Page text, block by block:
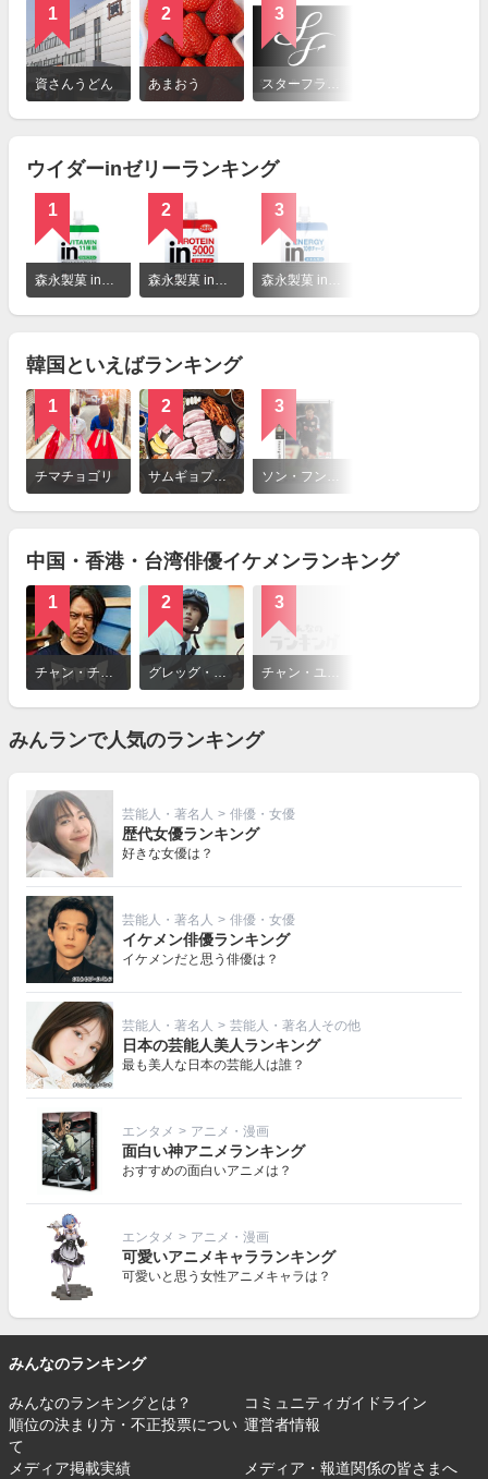
1
資さんうどん
2
あまおう
3
スターフライヤー（SFJ）
ウイダーinゼリーランキング
1
森永製菓 inゼリー マルチビタミン
2
森永製菓 inゼリー プロテイン
3
森永製菓 inゼリー エネルギー
韓国といえばランキング
1
チマチョゴリ
2
サムギョプサル
3
ソン・フンミン（Son Heung Min）
中国・香港・台湾俳優イケメンランキング
1
チャン・チェン（Chen Chang）
2
グレッグ・ハン（Greg Hsu）
3
チャン・ユージェン（Zhang Yujian）
みんランで人気のランキング
芸能人・著名人 > 俳優・女優
歴代女優ランキング
好きな女優は？
芸能人・著名人 > 俳優・女優
イケメン俳優ランキング
イケメンだと思う俳優は？
芸能人・著名人 > 芸能人・著名人その他
日本の芸能人美人ランキング
最も美人な日本の芸能人は誰？
エンタメ > アニメ・漫画
面白い神アニメランキング
おすすめの面白いアニメは？
エンタメ > アニメ・漫画
可愛いアニメキャラランキング
可愛いと思う女性アニメキャラは？
みんなのランキング
みんなのランキングとは？
コミュニティガイドライン
順位の決まり方・不正投票につい
て
運営者情報
メディア掲載実績 メディア・報道関係の皆さまへ